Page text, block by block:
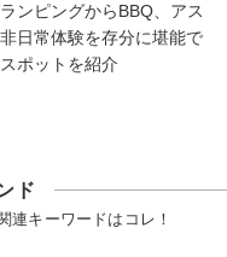
ンピングからBBQ、アス
日常体験を存分に堪能で
ポットを紹介
ド
連キーワードはコレ！